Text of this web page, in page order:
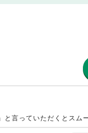
言っていただくとスムー